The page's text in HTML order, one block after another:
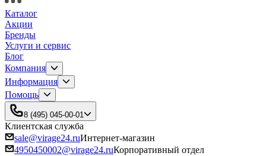
Каталог
Акции
Бренды
Услуги и сервис
Блог
Компания
Информация
Помощь
8 (495) 045-00-01
Клиентская служба
sale@virage24.ruИнтернет-магазин
4950450002@virage24.ruКорпоративный отдел